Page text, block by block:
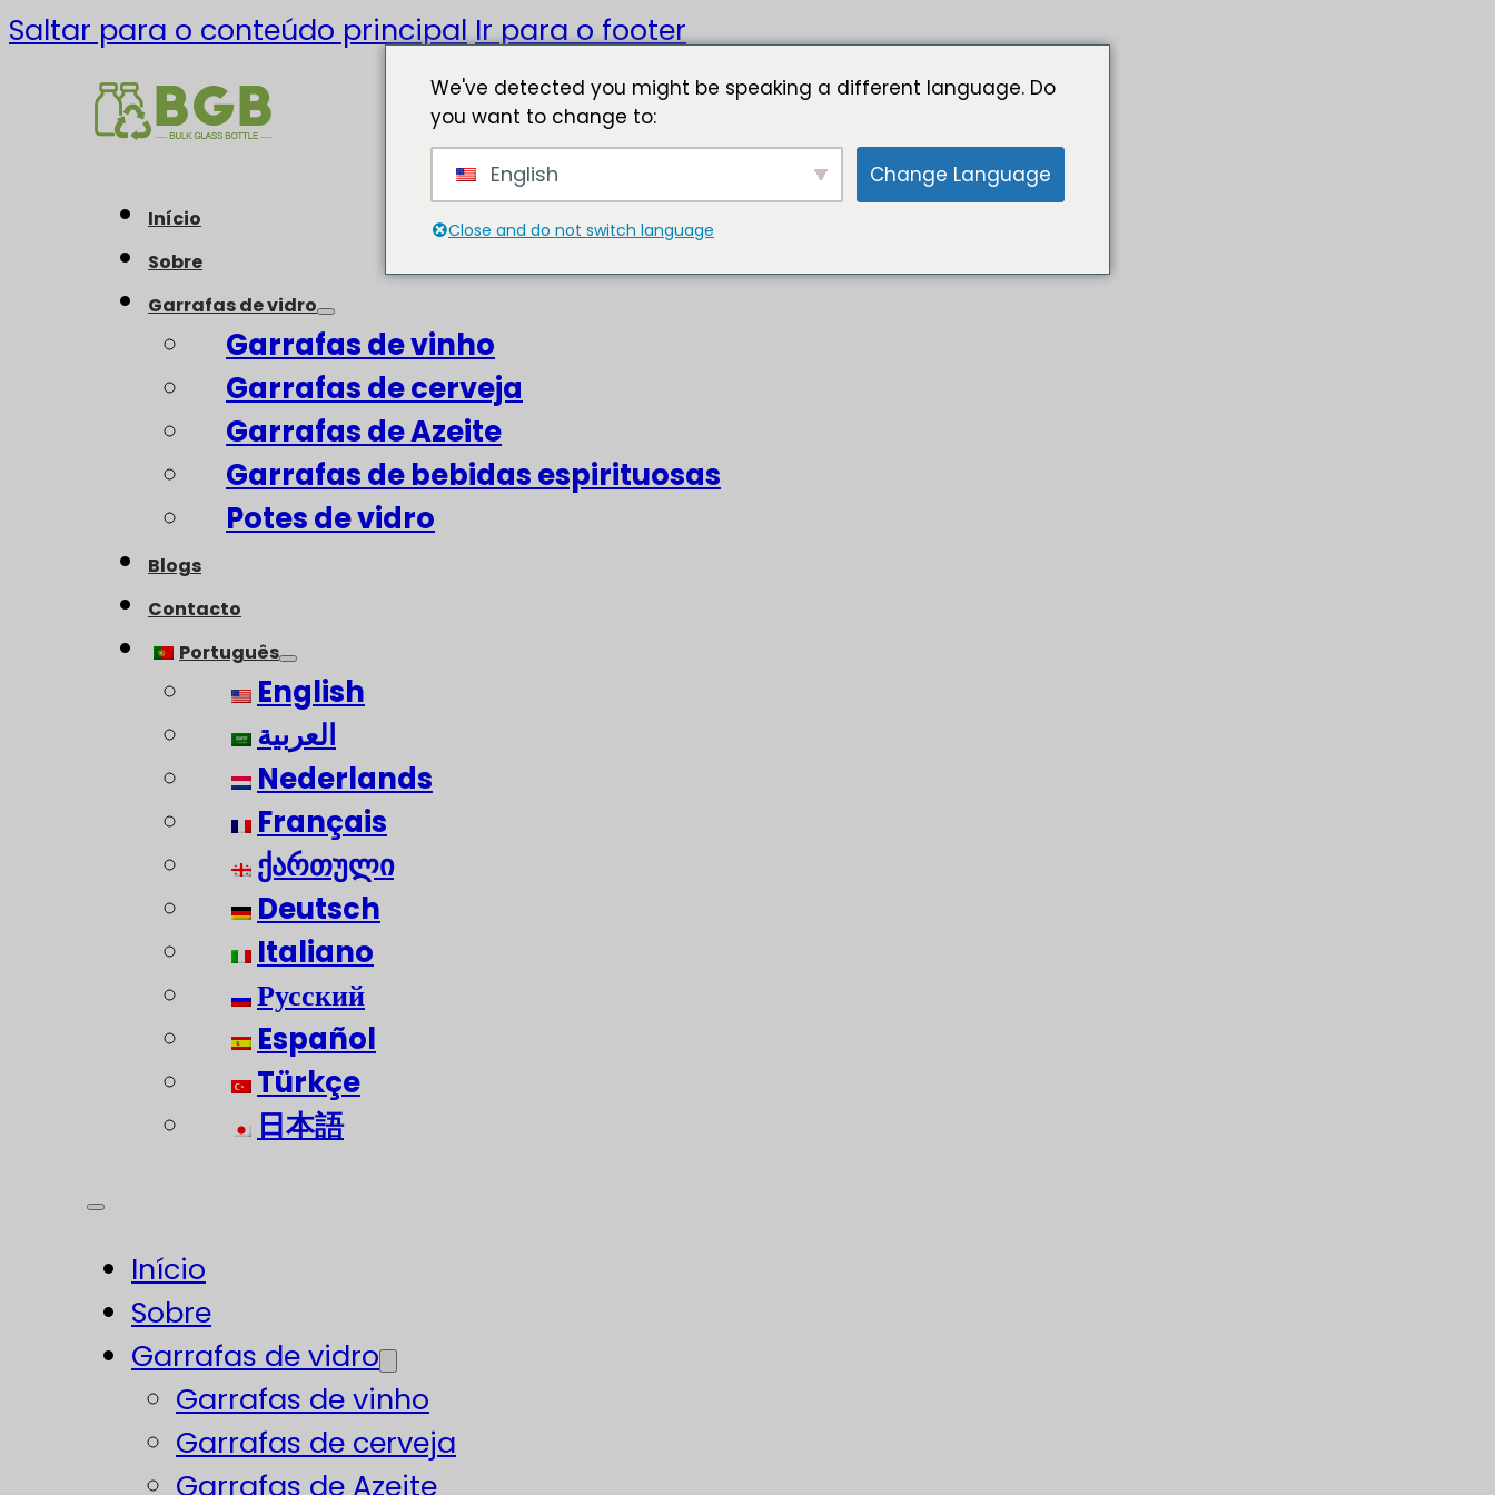
Saltar para o conteúdo principalIr para o footer
Início
Sobre
Garrafas de vidro
Garrafas de vinho
Garrafas de cerveja
Garrafas de Azeite
Garrafas de bebidas espirituosas
Potes de vidro
Blogs
Contacto
Português
English
العربية
Nederlands
Français
ქართული
Deutsch
Italiano
Русский
Español
Türkçe
日本語
Início
Sobre
Garrafas de vidro
Garrafas de vinho
Garrafas de cerveja
Garrafas de Azeite
We've detected you might be speaking a different language. Do
you want to change to:
English Change Language
Close and do not switch language